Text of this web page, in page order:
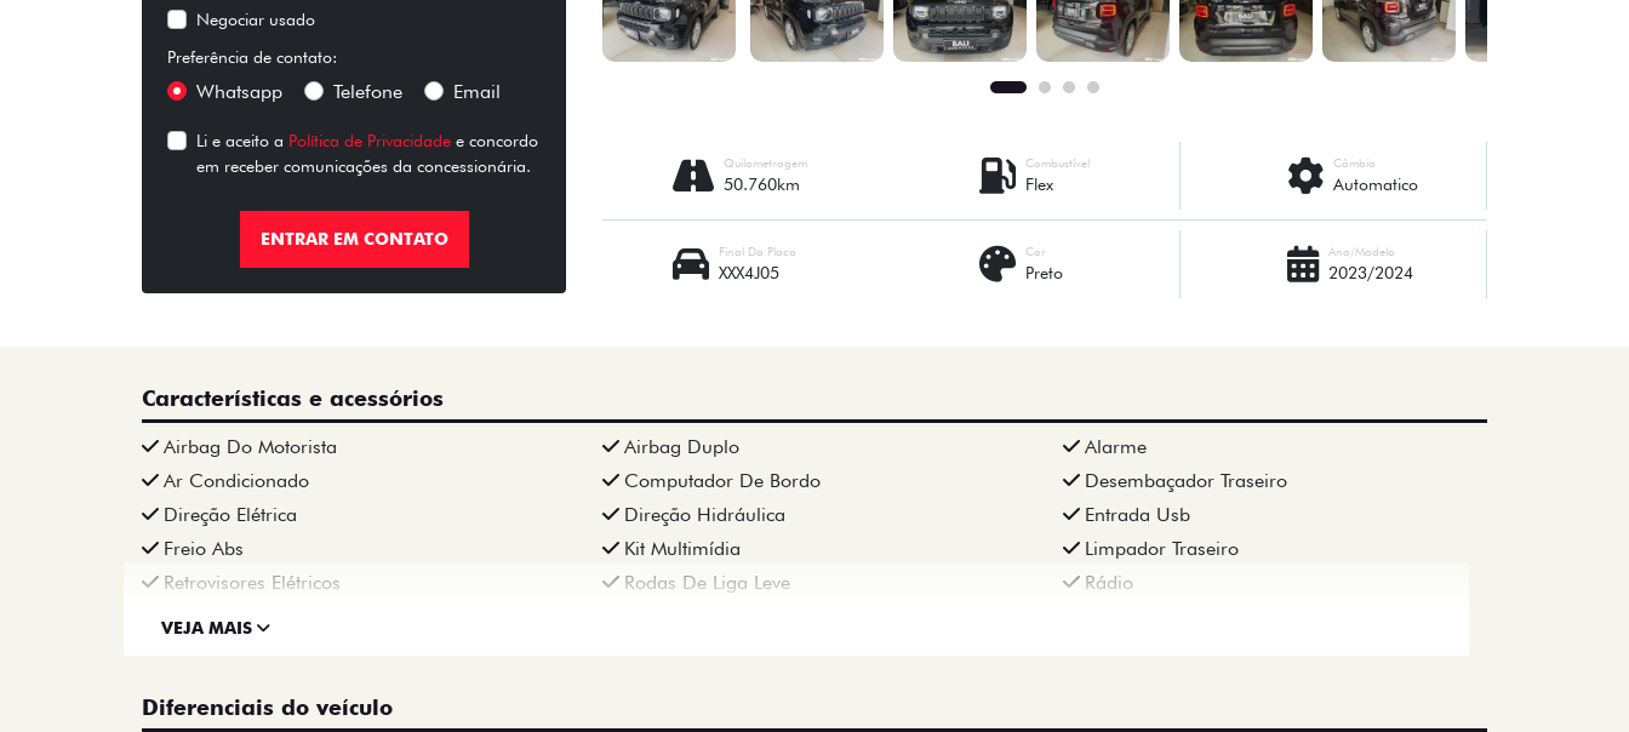
Negociar usado
Preferência de contato:
Whatsapp Telefone Email
Li e aceito a Política de Privacidade e concordo
em receber comunicações da concessionária.
ENTRAR EM CONTATO
Câmbio
Automatico
Combustível
Flex
Quilometragem
50.760km
Ano/Modelo
2023/2024
Cor
Preto
Final Da Placa
XXX4J05
Características e acessórios
Airbag Do Motorista Airbag Duplo
Alarme
Ar Condicionado
Computador De Bordo
Desembaçador Traseiro
Direção Elétrica
Direção Hidráulica
Entrada Usb
Freio Abs
Kit Multimídia
Limpador Traseiro
Retrovisores Elétricos
Rodas De Liga Leve Rádio
VEJA MAIS
Diferenciais do veículo